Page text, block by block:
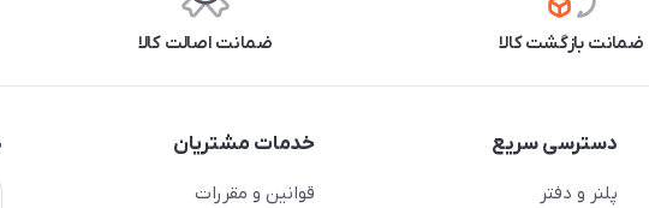
ضمانت بازگشت کالا ضمانت اصالت کالا
دسترسی سریع
پلنر و دفتر
خدمات مشتریان
قوانین و مقررات